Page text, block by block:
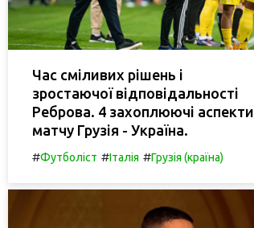
Час сміливих рішень і
зростаючої відповідальності
Реброва. 4 захоплюючі аспекти
матчу Грузія - Україна.
#Футболіст #Італія #Грузія (країна)